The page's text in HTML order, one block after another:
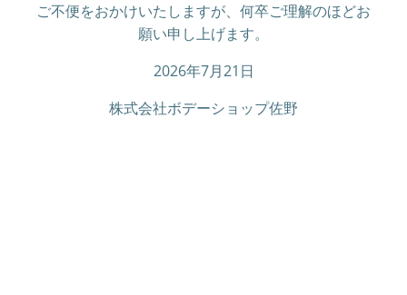
ご不便をおかけいたしますが、何卒ご理解のほどお
願い申し上げます。
2026年7月21日
株式会社ボデーショップ佐野